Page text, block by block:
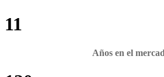
11
Años en el